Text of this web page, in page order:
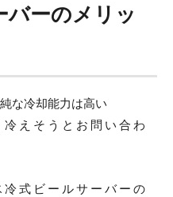
バーのメリッ
な冷却能力は高い
えそうとお問い合わ
式ビールサーバーの